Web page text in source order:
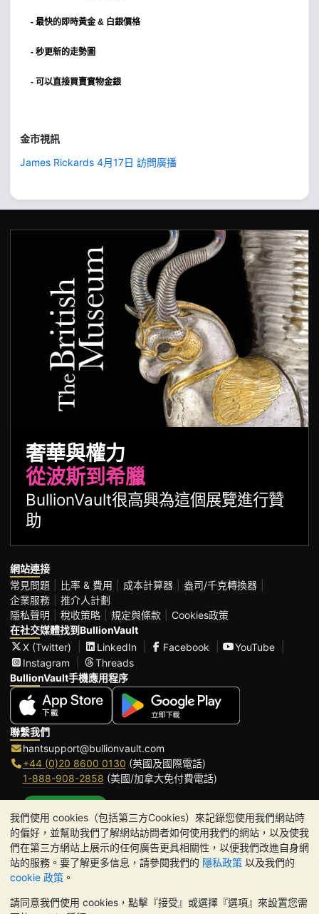
我們使用 cookies（包括第三方Cookies）來記錄您使用我們網站時
的偏好，並幫助我們了解網站訪問者如何使用我們的網站，以及使我
們在第三方網站上展示的任何廣告更具相關性，以便我們改進自身網
站的服務。要了解更多信息，請參閱我們的 隱私政策 以及我們的
cookie 政策 。
請同意我們使用 cookies，點擊『接受』或選擇『選項』來設置您需
- 最快的即時黃金 & 白銀價格
- 秒更新的走勢圖
- 可以直接買賣實物金銀
金市視訊
James Rickards 4月17日 訪問廣播
奢華與權力
從波斯到希臘
BullionVault很高興為這個展覽進行贊
助
網站連接
常見問題
比率 & 費用 成本計算器
盎司/千克轉換器
企業服務
推介人計劃
隱私聲明
稅收策略 規定與條款
Cookies政策
在社交媒體找到BullionVault
X (Twitter)
LinkedIn Facebook
YouTube
Instagram
Threads
BullionVault手機應用程序
聯繫我們
hantsupport@bullionvault.com
+44 (0)20 8600 0130 (英國及國際電話)
1-888-908-2858 (美國/加拿大免付費電話)
辦公時間:
9am to 8:30pm (英國時間), 周一至周五
Galmarley Ltd T/A BullionVault
3 Shortlands (7th Floor)
London